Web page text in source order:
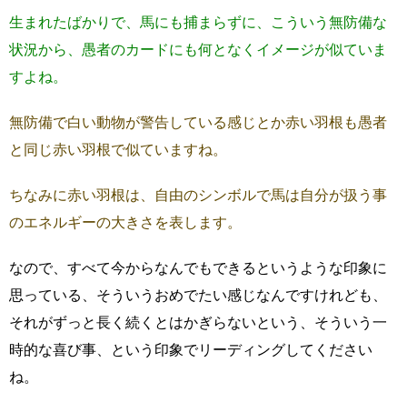
生まれたばかりで、馬にも捕まらずに、こういう無防備な
状況から、愚者のカードにも何となくイメージが似ていま
すよね。
無防備で白い動物が警告している感じとか赤い羽根も愚者
と同じ赤い羽根で似ていますね。
ちなみに赤い羽根は、自由のシンボルで馬は自分が扱う事
のエネルギーの大きさを表します。
なので、すべて今からなんでもできるというような印象に
思っている、そういうおめでたい感じなんですけれども、
それがずっと長く続くとはかぎらないという、そういう一
時的な喜び事、という印象でリーディングしてください
ね。